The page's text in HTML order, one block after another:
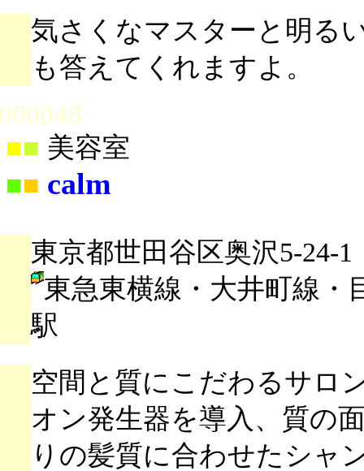
気さくなマスターと明る
も答えてくれますよ。
■ 美容室
■■ calm
東京都世田谷区奥沢5-24-1
東急東横線・大井町線・
駅
空間と質にこだわるサロ
オン発生器を導入、質の
りの髪質に合わせたシャ